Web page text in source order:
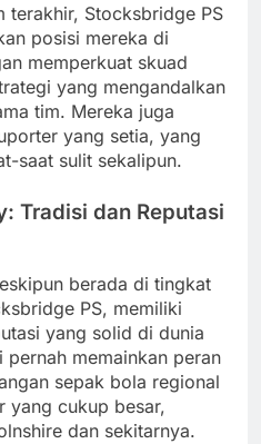
terakhir, Stocksbridge PS
posisi mereka di
memperkuat skuad
yang mengandalkan
tim. Mereka juga
yang setia, yang
saat sulit sekalipun.
Tradisi dan Reputasi
berada di tingkat
PS, memiliki
yang solid di dunia
memainkan peran
sepak bola regional
yang cukup besar,
dan sekitarnya.